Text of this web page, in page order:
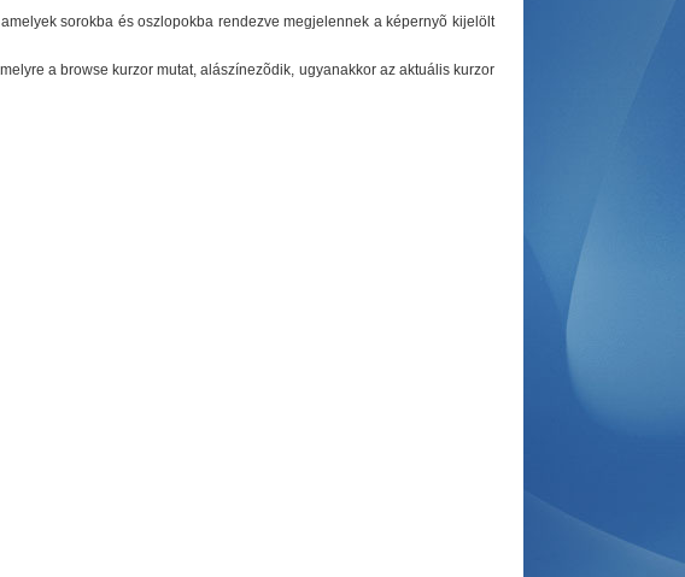
sorokba és oszlopokba rendezve megjelennek a képernyõ kijelölt
a browse kurzor mutat, alászínezõdik, ugyanakkor az aktuális kurzor